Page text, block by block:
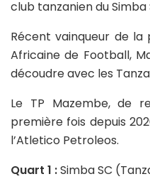
club tanzanien du Simba
Récent vainqueur de la
Africaine de Football,
découdre avec les
Le TP Mazembe, de
première fois depuis
l’Atletico Petroleos.
Quart 1 :Simba SC